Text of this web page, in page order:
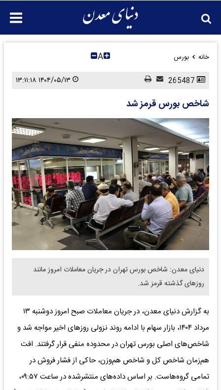
خانه بورس A
شاخص بورس قرمز شد
دنیای معدن: شاخص بورس تهران در جریان معاملات امروز مانند
روز‌های گذشته قرمز شد.
به گزارش دنیای معدن، در جریان معاملات صبح امروز دوشنبه ۱۳
مرداد ۱۴۰۴، بازار سهام با ادامه روند نزولی روز‌های اخیر مواجه شد و
شاخص‌های اصلی بورس تهران در محدوده منفی قرار گرفتند. افت
هم‌زمان شاخص کل و شاخص هم‌وزن، حاکی از فشار فروش در
تمامی گروه‌هاست. بر اساس داده‌های منتشرشده در ساعت ۰۹:۵۷،